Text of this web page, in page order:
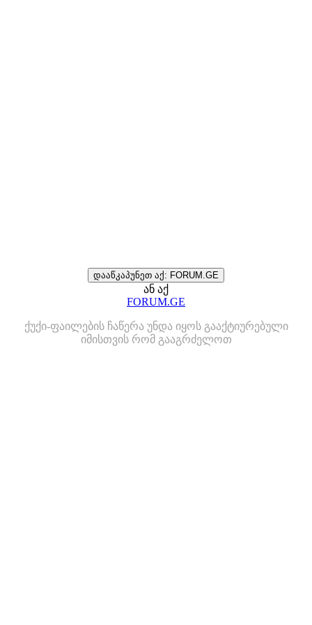
დააწკაპუნეთ აქ: FORUM.GE
ან აქ
FORUM.GE
ქუქი-ფაილების ჩაწერა უნდა იყოს გააქტიურებული
იმისთვის რომ გააგრძელოთ